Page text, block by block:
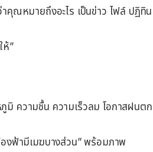
คุณหมายถึงอะไร เป็นข่าว ไฟล์ ปฏิทิน
ห้”
ความชื้น ความเร็วลม โอกาสฝนตก
งฟ้ามีเมฆบางส่วน” พร้อมภาพ